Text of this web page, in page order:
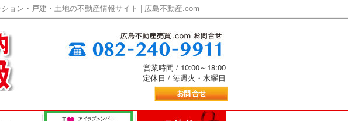
ョン・戸建・土地の不動産情報サイト | 広島不動産.com
営業時間 / 10:00～18:00
定休日 / 毎週火・水曜日